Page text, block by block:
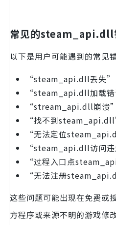
常见的steam_api.dll
以下是用户可能遇到的常见
“steam_api.dll丢失”
“steam_api.dll加载错
“stream_api.dll崩溃”
“找不到
“无法定位
“steam_api.dll访问违
“过程入口点
“无法注册
这些问题可能出现在免费或
方程序或来源不明的游戏修